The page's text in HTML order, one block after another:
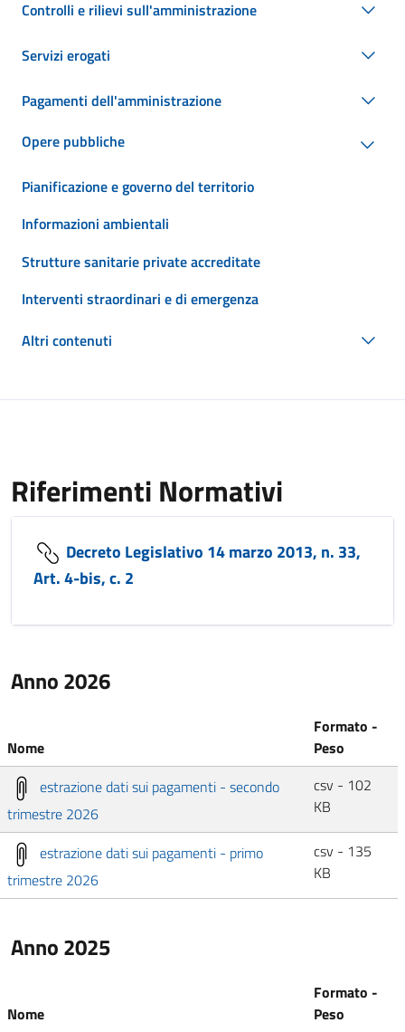
Controlli e rilievi sull'amministrazione
Servizi erogati
Pagamenti dell'amministrazione
Opere pubbliche
Pianificazione e governo del territorio
Informazioni ambientali
Strutture sanitarie private accreditate
Interventi straordinari e di emergenza
Altri contenuti
Riferimenti Normativi
Decreto Legislativo 14 marzo 2013, n. 33,
Art. 4-bis, c. 2
Anno 2026
Nome
Formato -
Peso
estrazione dati sui pagamenti - secondo
trimestre 2026
csv - 102
KB
estrazione dati sui pagamenti - primo
trimestre 2026
csv - 135
KB
Anno 2025
Nome
Formato -
Peso